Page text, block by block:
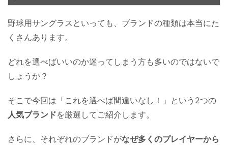
野球用サングラスといっても、ブランドの種類は本当にた
くさんあります。
どれを選べばいいのか迷ってしまう方も多いのではないで
しょうか？
そこで今回は「これを選べば間違いなし！」という2つの
人気ブランドを厳選してご紹介します。
さらに、それぞれのブランドがなぜ多くのプレイヤーから